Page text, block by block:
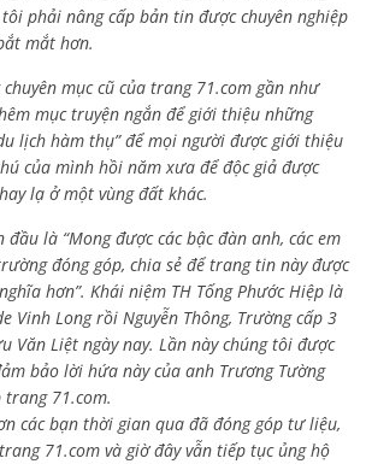
phải nâng cấp bản tin được chuyên nghiệp
mắt hơn.
mục cũ của trang 71.com gần như
mục truyện ngắn để giới thiệu những
lịch hàm thụ” để mọi người được giới thiệu
của mình hồi năm xưa để độc giả được
lạ ở một vùng đất khác.
là “Mong được các bậc đàn anh, các em
đóng góp, chia sẻ để trang tin này được
hơn”. Khái niệm TH Tống Phước Hiệp là
Vinh Long rồi Nguyễn Thông, Trường cấp 3
Văn Liệt ngày nay. Lần này chúng tôi được
bảo lời hứa này của anh Trương Tường
71.com.
các bạn thời gian qua đã đóng góp tư liệu,
71.com và giờ đây vẫn tiếp tục ủng hộ